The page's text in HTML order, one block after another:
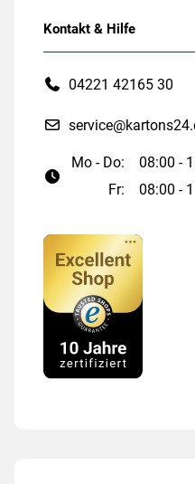
Kontakt & Hilfe
04221 42165 30
Mo - Do:
08:00 -
Fr:
08:00 -